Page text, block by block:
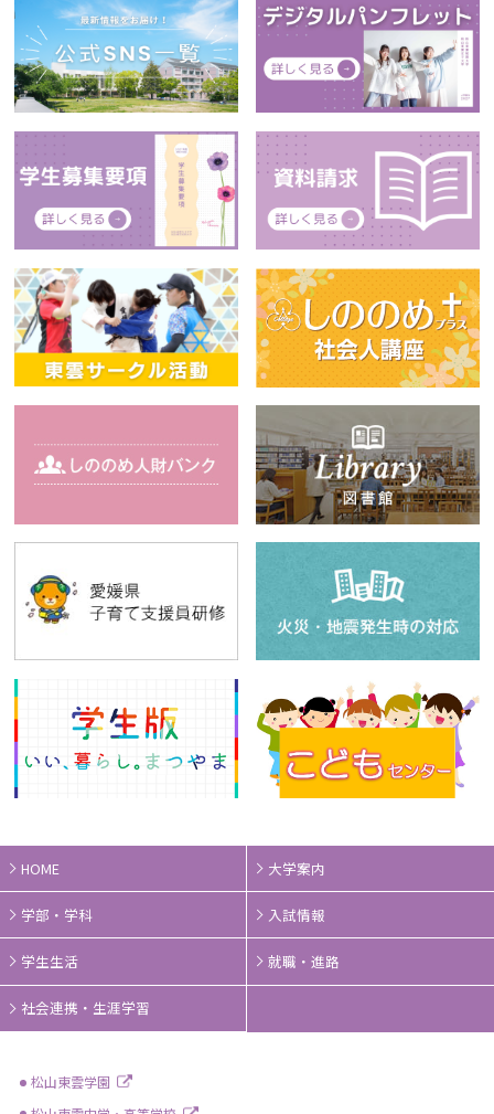
HOME 大学案内
学部・学科 入試情報
学生生活 就職・進路
社会連携・生涯学習
松山東雲学園